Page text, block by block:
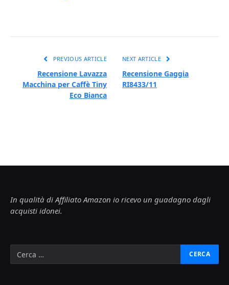
PREVIOUS ARTICLE
Recensione Lavazza
Macchina per Caffè Tiny
Eco Bianca
NEXT ARTICLE
Recensione Gaggia
RI8433/11
In qualità di Affiliato Amazon io ricevo un guadagno dagli
acquisti idonei.